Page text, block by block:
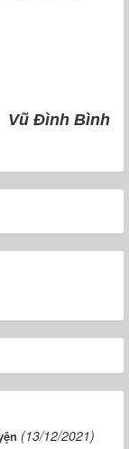
Vũ Đình Bình
(13/12/2021)